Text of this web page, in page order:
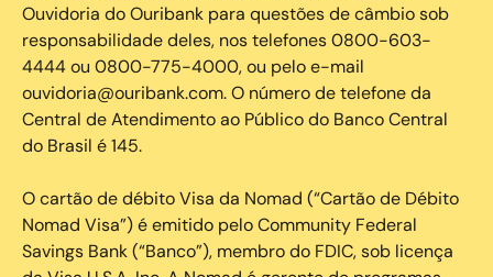
Ouvidoria do Ouribank para questões de câmbio sob
responsabilidade deles, nos telefones 0800-603-
4444 ou 0800-775-4000, ou pelo e-mail
ouvidoria@ouribank.com. O número de telefone da
Central de Atendimento ao Público do Banco Central
do Brasil é 145.
O cartão de débito Visa da Nomad (“Cartão de Débito
Nomad Visa”) é emitido pelo Community Federal
Savings Bank (“Banco”), membro do FDIC, sob licença